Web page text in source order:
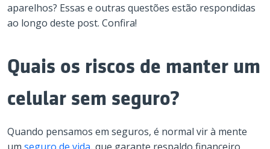
aparelhos? Essas e outras questões estão respondidas
ao longo deste post. Confira!
Quais os riscos de manter um
celular sem seguro?
Quando pensamos em seguros, é normal vir à mente